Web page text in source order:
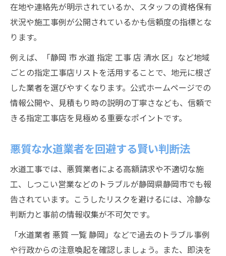
老朽配管のリスクと水道工事選択の判断軸
水道工事で快適な暮らしを実現する交換術
配管交換で安心な生活を守るための検討法
在地や連絡先が明示されているか、スタッフの資格保有
状況や施工事例が公開されているかも信頼度の指標とな
ります。
例えば、「静岡 市 水道 指定 工事 店 清水 区」など地域
ごとの指定工事店リストを活用することで、地元に根ざ
した業者を選びやすくなります。公式ホームページでの
情報公開や、見積もり時の説明の丁寧さなども、信頼で
きる指定工事店を見極める重要なポイントです。
悪質な水道業者を回避する賢い判断法
水道工事では、悪質業者による高額請求や不適切な施
工、しつこい営業などのトラブルが静岡県静岡市でも報
告されています。こうしたリスクを避けるには、冷静な
判断力と事前の情報収集が不可欠です。
「水道業者 悪質 一覧 静岡」などで過去のトラブル事例
や行政からの注意喚起を確認しましょう。また、即決を